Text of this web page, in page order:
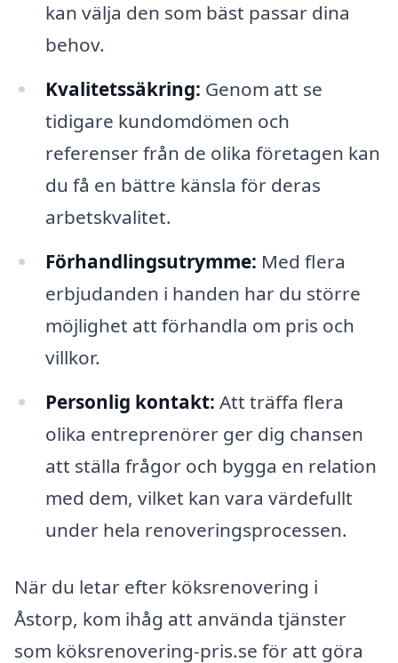
kan välja den som bäst passar dina
behov.
Kvalitetssäkring: Genom att se
tidigare kundomdömen och
referenser från de olika företagen kan
du få en bättre känsla för deras
arbetskvalitet.
Förhandlingsutrymme: Med flera
erbjudanden i handen har du större
möjlighet att förhandla om pris och
villkor.
Personlig kontakt: Att träffa flera
olika entreprenörer ger dig chansen
att ställa frågor och bygga en relation
med dem, vilket kan vara värdefullt
under hela renoveringsprocessen.
När du letar efter köksrenovering i
Åstorp, kom ihåg att använda tjänster
som köksrenovering-pris.se för att göra